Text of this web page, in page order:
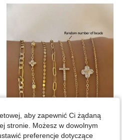
4,86
4,86
aby zapewnić Ci żądaną
stronie. Możesz w dowolnym
preferencje dotyczące